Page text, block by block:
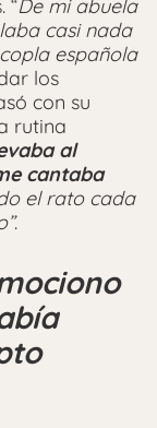
“De mi abuela
casi nada
española
los
con su
rutina
al
cantaba
el rato cada
.